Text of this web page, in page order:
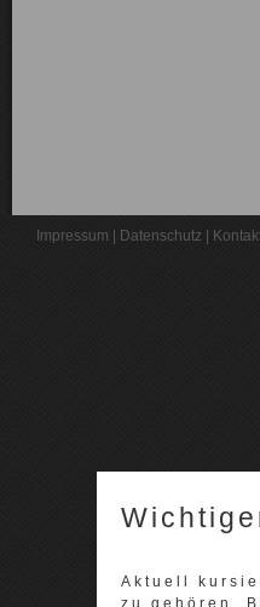
Impressum Datenschutz
Aktuell
zu gehören.